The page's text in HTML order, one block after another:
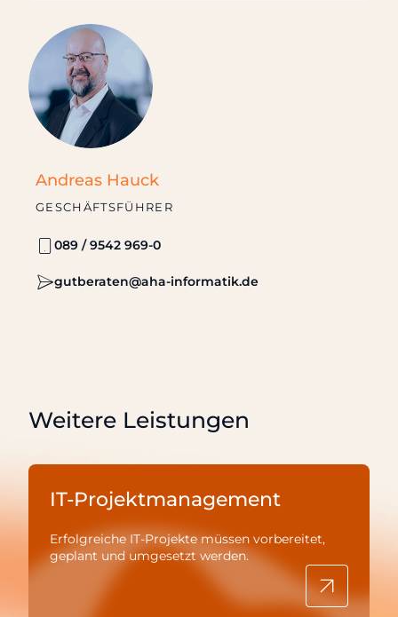
Andreas Hauck
GESCHÄFTSFÜHRER
089 / 9542 969-0
gutberaten@aha-informatik.de
Weitere Leistungen
IT-Projektmanagement
Erfolgreiche IT-Projekte müssen vorbereitet,
geplant und umgesetzt werden.